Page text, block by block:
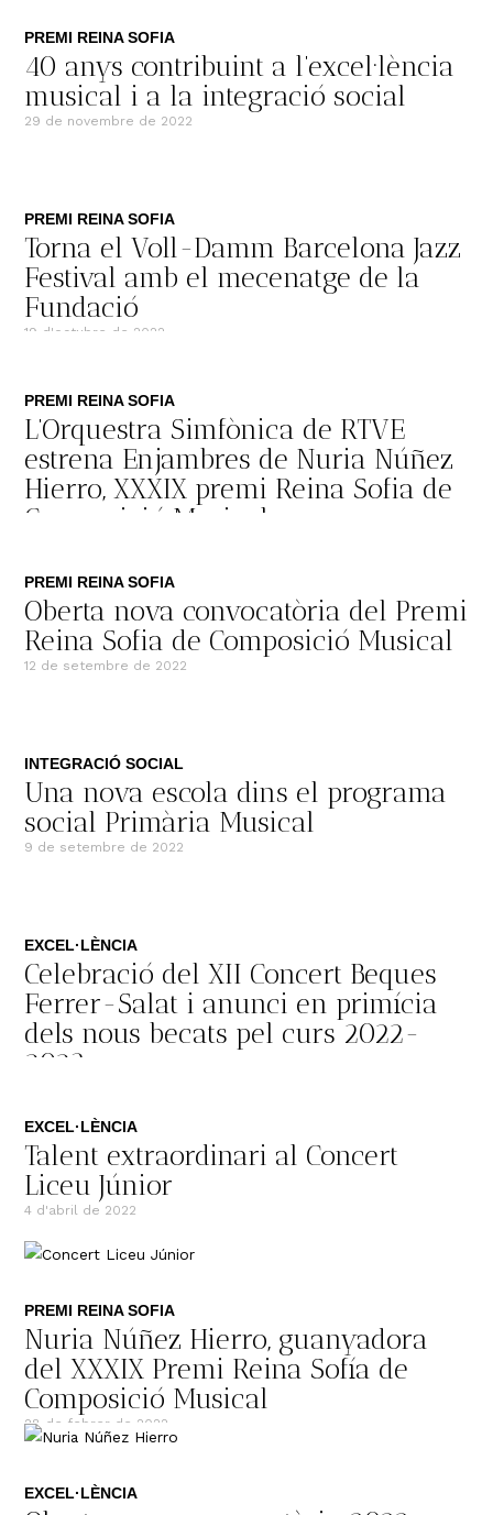
PREMI REINA SOFIA
40 anys contribuint a l’excel·lència
musical i a la integració social
29 de novembre de 2022
PREMI REINA SOFIA
Torna el Voll-Damm Barcelona Jazz
Festival amb el mecenatge de la
Fundació
19 d'octubre de 2022
PREMI REINA SOFIA
L’Orquestra Simfònica de RTVE
estrena Enjambres de Nuria Núñez
Hierro, XXXIX premi Reina Sofia de
Composició Musical
PREMI REINA SOFIA
Oberta nova convocatòria del Premi
Reina Sofia de Composició Musical
12 de setembre de 2022
INTEGRACIÓ SOCIAL
Una nova escola dins el programa
social Primària Musical
9 de setembre de 2022
EXCEL·LÈNCIA
Celebració del XII Concert Beques
Ferrer-Salat i anunci en primícia
dels nous becats pel curs 2022-
2023
EXCEL·LÈNCIA
Talent extraordinari al Concert
Liceu Júnior
4 d'abril de 2022
PREMI REINA SOFIA
Nuria Núñez Hierro, guanyadora
del XXXIX Premi Reina Sofía de
Composició Musical
28 de febrer de 2022
EXCEL·LÈNCIA